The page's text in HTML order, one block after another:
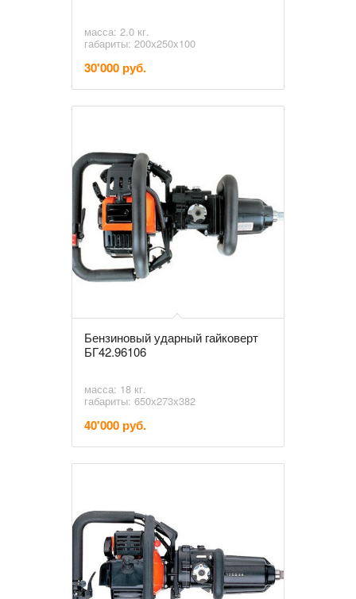
масса: 2.0 кг.
габариты: 200х250х100
30'000 руб.
Бензиновый ударный гайковерт
БГ42.96106
масса: 18 кг.
габариты: 650х273х382
40'000 руб.